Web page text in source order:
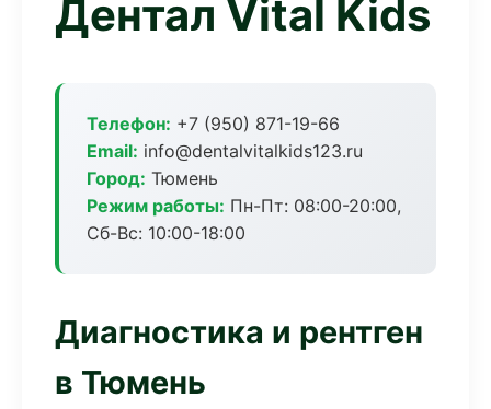
Дентал Vital Kids
Телефон: +7 (950) 871-19-66
Email: info@dentalvitalkids123.ru
Город: Тюмень
Режим работы: Пн-Пт: 08:00-20:00,
Сб-Вс: 10:00-18:00
Диагностика и рентген
в Тюмень